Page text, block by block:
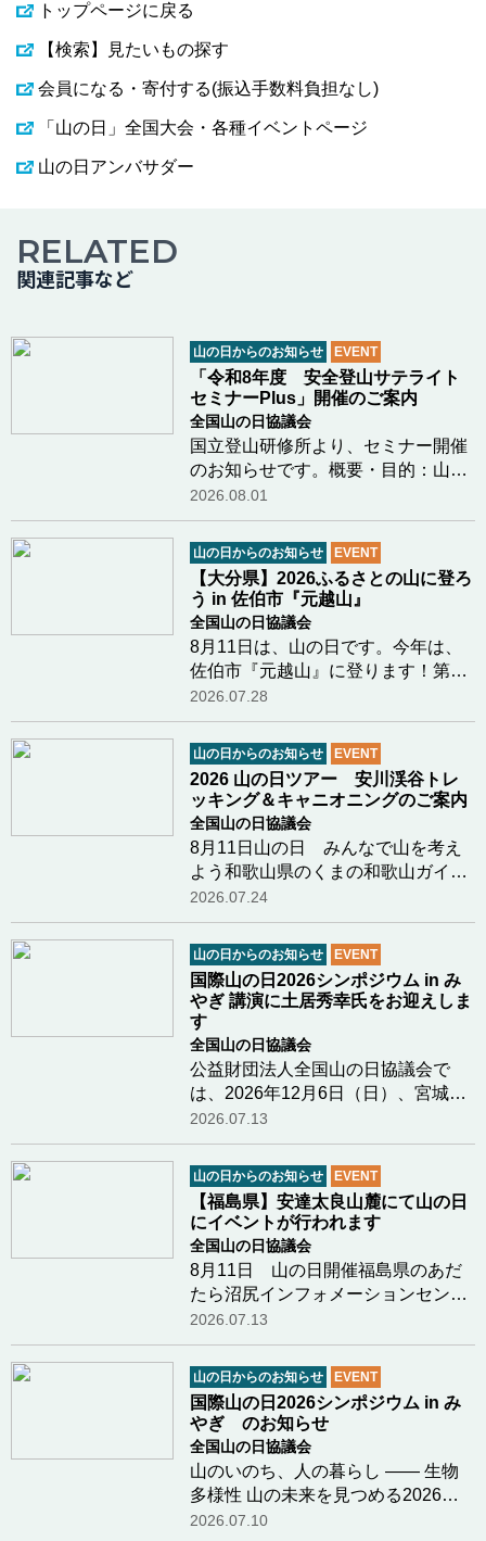
トップページに戻る
【検索】見たいもの探す
会員になる・寄付する(振込手数料負担なし)
「山の日」全国大会・各種イベントページ
山の日アンバサダー
RELATED
関連記事など
山の日からのお知らせ EVENT
「令和8年度 安全登山サテライト
セミナーPlus」開催のご案内
全国山の日協議会
国立登山研修所より、セミナー開催
のお知らせです。概要・目的：山岳
関係機関と共催で、登山初心者をは
じめとする一般登山者を幅広く対象
とし、雪氷学、海外登山遠征の記
録、登山用具・装備の解説等、安全
登山に資する個別…つづきを読む
2026.08.01
山の日からのお知らせ EVENT
【大分県】2026ふるさとの山に登ろ
う in 佐伯市『元越山』
全国山の日協議会
8月11日は、山の日です。今年は、
佐伯市『元越山』に登ります！第５
回「山の日」記念全国大会開催地の
大分県。大分県山の日登山実行委員
会（大分県山岳連盟・大分勤労者山
岳連盟・日本山岳会東九州支部）で
は、毎年ふるさの…つづきを読む
2026.07.28
山の日からのお知らせ EVENT
2026 山の日ツアー 安川渓谷トレ
ッキング＆キャニオニングのご案内
全国山の日協議会
8月11日山の日 みんなで山を考え
よう和歌山県のくまの和歌山ガイド
クラブ新田さまより8月11日山の日
に行われるイベントのご案内があり
ましたのでご紹介します鳥のさえず
り、川のせせらぎ、木漏れ日、川の
水の冷たさ和歌山…つづきを読む
2026.07.24
山の日からのお知らせ EVENT
国際山の日2026シンポジウム in み
やぎ 講演に土居秀幸氏をお迎えしま
す
全国山の日協議会
公益財団法人全国山の日協議会で
は、2026年12月6日（日）、宮城県
栗原市において「国際山の日2026シ
ンポジウム in みやぎ」を開催しま
す。 本シンポジウムでは、「生物多
様性」をメインテーマに掲げ、山や
森が育む自然の恵…つづきを読む
2026.07.13
山の日からのお知らせ EVENT
【福島県】安達太良山麓にて山の日
にイベントが行われます
全国山の日協議会
8月11日 山の日開催福島県のあだ
たら沼尻インフォメーションセンタ
ー様より、山の日（８月１１日）に
行われる安達太良山と沼尻の魅力を
体感できるイベントのお知らせで
す。開催日 ： ２０２６年８月１１
日（祝日）開催時…つづきを読む
2026.07.13
山の日からのお知らせ EVENT
国際山の日2026シンポジウム in み
やぎ のお知らせ
全国山の日協議会
山のいのち、人の暮らし ―― 生物
多様性 山の未来を見つめる2026年
12月6日（日）、宮城県栗原市にお
2026.07.10